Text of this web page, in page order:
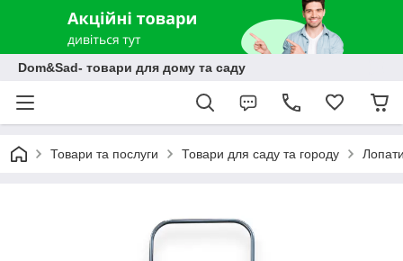
Dom&Sad- товари для дому та саду
Товари та послуги Товари для саду та городу